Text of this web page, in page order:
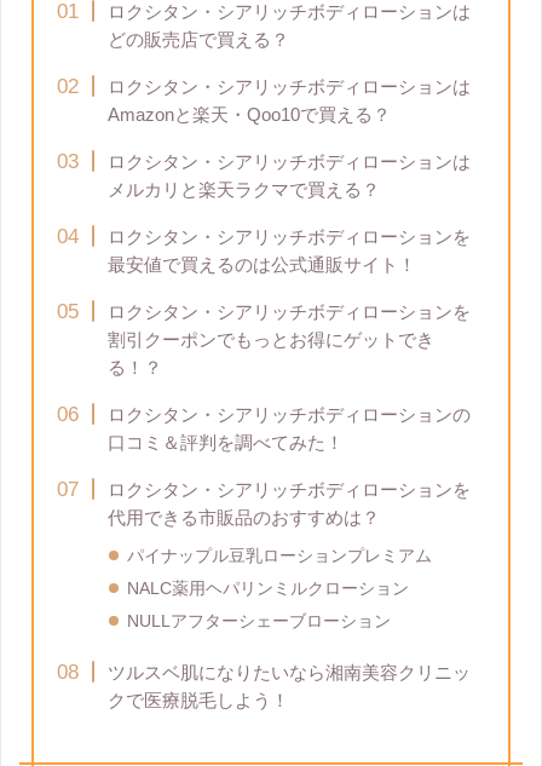
ロクシタン・シアリッチボディローションは
どの販売店で買える？
ロクシタン・シアリッチボディローションは
Amazonと楽天・Qoo10で買える？
ロクシタン・シアリッチボディローションは
メルカリと楽天ラクマで買える？
ロクシタン・シアリッチボディローションを
最安値で買えるのは公式通販サイト！
ロクシタン・シアリッチボディローションを
割引クーポンでもっとお得にゲットでき
る！？
ロクシタン・シアリッチボディローションの
口コミ＆評判を調べてみた！
ロクシタン・シアリッチボディローションを
代用できる市販品のおすすめは？
パイナップル豆乳ローションプレミアム
NALC薬用ヘパリンミルクローション
NULLアフターシェーブローション
ツルスベ肌になりたいなら湘南美容クリニッ
クで医療脱毛しよう！